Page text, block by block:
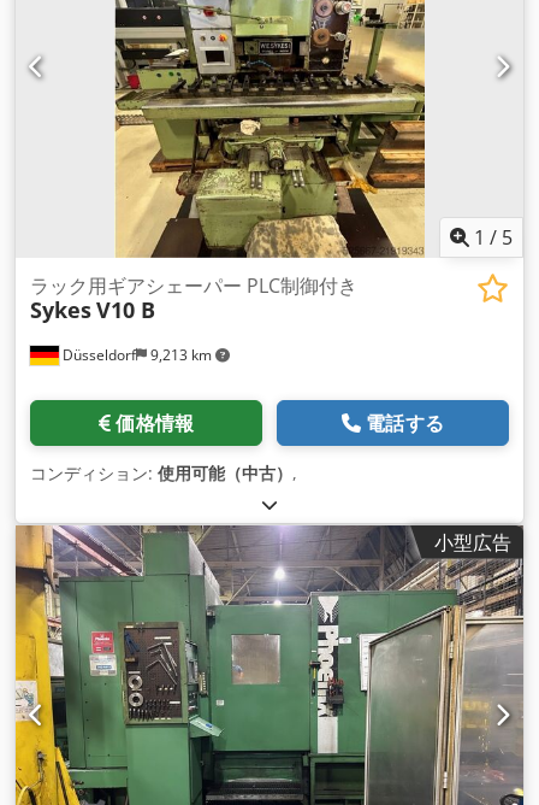
1 / 5
Düsseldorf 9,213 km
ラック用ギアシェーパー PLC制御付き
SykesV10 B
価格情報 電話する
コンディション: 使用可能（中古） ,
小型広告